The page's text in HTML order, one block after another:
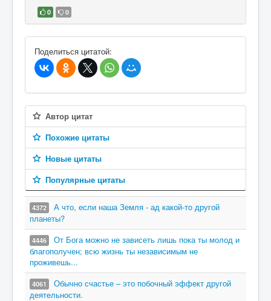
0 0
В избранное
Поделиться цитатой:
Автор цитат
Похожие цитаты
Новые цитаты
Популярные цитаты
4372
А что, если наша Земля - ад какой-то другой
планеты?
4446
От Бога можно не зависеть лишь пока ты молод и
благополучен; всю жизнь ты независимым не
проживешь...
4061
Обычно счастье – это побочный эффект другой
деятельности.